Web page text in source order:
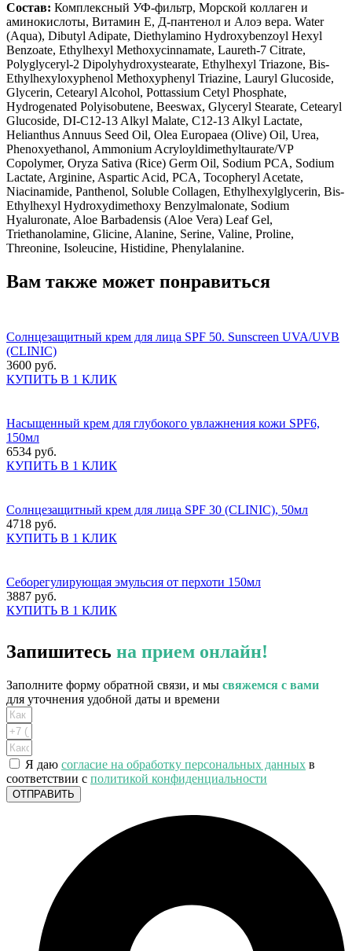
Состав: Комплексный УФ-фильтр, Морской коллаген и
аминокислоты, Витамин Е, Д-пантенол и Алоэ вера. Water
(Aqua), Dibutyl Adipate, Diethylamino Hydroxybenzoyl Hexyl
Benzoate, Ethylhexyl Methoxycinnamate, Laureth-7 Citrate,
Polyglyceryl-2 Dipolyhydroxystearate, Ethylhexyl Triazone, Bis-
Ethylhexyloxyphenol Methoxyphenyl Triazine, Lauryl Glucoside,
Glycerin, Cetearyl Alcohol, Pottassium Cetyl Phosphate,
Hydrogenated Polyisobutene, Beeswax, Glyceryl Stearate, Cetearyl
Glucoside, DI-C12-13 Alkyl Malate, C12-13 Alkyl Lactate,
Helianthus Annuus Seed Oil, Olea Europaea (Olive) Oil, Urea,
Phenoxyethanol, Ammonium Acryloyldimethyltaurate/VP
Copolymer, Oryza Sativa (Rice) Germ Oil, Sodium PCА, Sodium
Lactate, Arginine, Aspartic Acid, PСA, Tocopheryl Acetate,
Niacinamide, Panthenol, Soluble Collagen, Ethylhexylglycerin, Bis-
Ethylhexyl Hydroxydimethoxy Benzylmalonate, Sodium
Hyaluronate, Aloe Barbadensis (Aloe Vera) Leaf Gel,
Triethanolamine, Glicine, Alanine, Serine, Valine, Proline,
Threonine, Isoleucine, Histidine, Phenylalanine.
Вам также может понравиться
Солнцезащитный крем для лица SPF 50. Sunscreen UVA/UVB
(CLINIC)
3600 руб.
КУПИТЬ В 1 КЛИК
Насыщенный крем для глубокого увлажнения кожи SPF6,
150мл
6534 руб.
КУПИТЬ В 1 КЛИК
Солнцезащитный крем для лица SPF 30 (CLINIC), 50мл
4718 руб.
КУПИТЬ В 1 КЛИК
Себорегулирующая эмульсия от перхоти 150мл
3887 руб.
КУПИТЬ В 1 КЛИК
Запишитесь на прием онлайн!
Заполните форму обратной связи, и мы свяжемся с вами
для уточнения удобной даты и времени
Я даю согласие на обработку персональных данных в
соответствии с политикой конфиденциальности
ОТПРАВИТЬ